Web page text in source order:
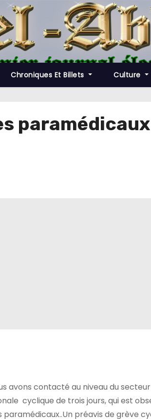
Chroniques Et Billets Culture
avons contacté au niveau du
cyclique de trois jours, qui est
paramédicaux..Un préavis de grève